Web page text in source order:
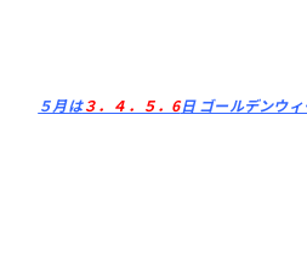
５月は３．４．５．6日 ゴールデンウ